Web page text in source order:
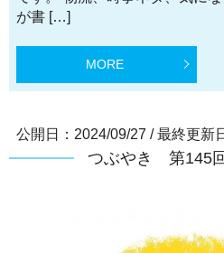
が書 […]
MORE
公開日：2024/09/27 /最終更新
つぶやき 第145